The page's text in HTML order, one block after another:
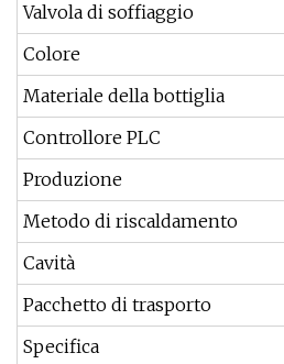
Valvola di soffiaggio
Colore
Materiale della bottiglia
Controllore PLC
Produzione
Metodo di riscaldamento
Cavità
Pacchetto di trasporto
Specifica